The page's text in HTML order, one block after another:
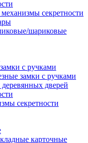
секретности
шариковые
с ручками
замки с ручками
деревянных дверей
секретности
карточные